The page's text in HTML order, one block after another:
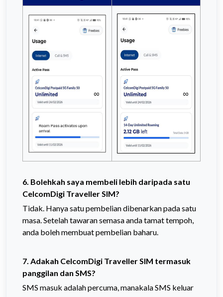
6. Bolehkah saya membeli lebih daripada satu
CelcomDigi Traveller SIM?
Tidak. Hanya satu pembelian dibenarkan pada satu
masa. Setelah tawaran semasa anda tamat tempoh,
anda boleh membuat pembelian baharu.
7. Adakah CelcomDigi Traveller SIM termasuk
panggilan dan SMS?
SMS masuk adalah percuma, manakala SMS keluar